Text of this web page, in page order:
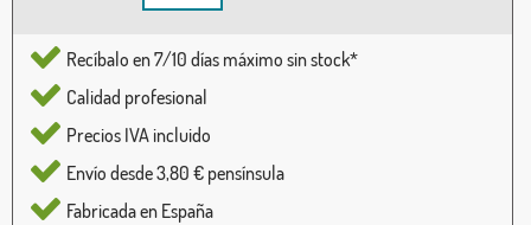
Recíbalo en 7/10 días máximo sin stock*
Calidad profesional
Precios IVA incluido
Envío desde 3,80 € pensínsula
Fabricada en España